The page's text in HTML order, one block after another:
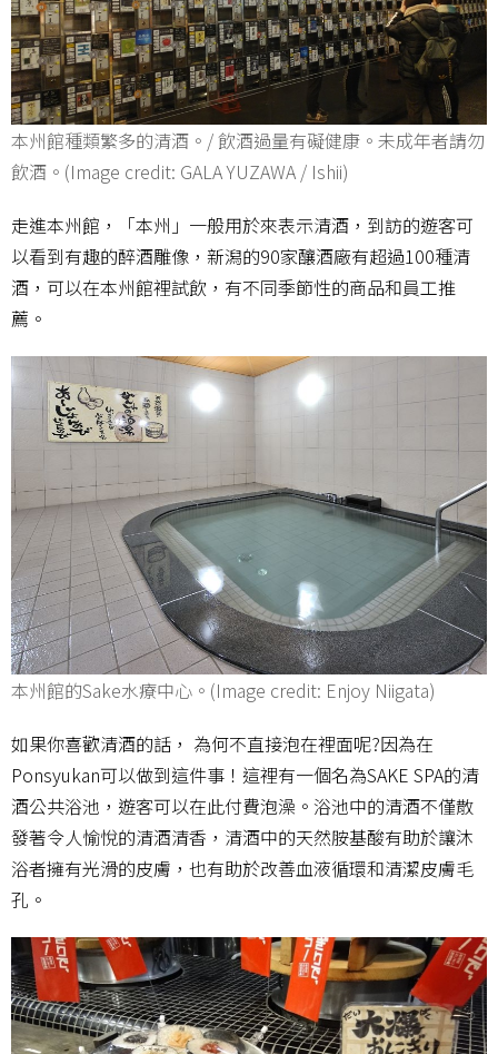
本州館種類繁多的清酒。/ 飲酒過量有礙健康。未成年者請勿
飲酒。(Image credit: GALA YUZAWA / Ishii)
走進本州館，「本州」一般用於來表示清酒，到訪的遊客可
以看到有趣的醉酒雕像，新潟的90家釀酒廠有超過100種清
酒，可以在本州館裡試飲，有不同季節性的商品和員工推
薦。
本州館的Sake水療中心。(Image credit: Enjoy Niigata)
如果你喜歡清酒的話， 為何不直接泡在裡面呢?因為在
Ponsyukan可以做到這件事！這裡有一個名為SAKE SPA的清
酒公共浴池，遊客可以在此付費泡澡。浴池中的清酒不僅散
發著令人愉悅的清酒清香，清酒中的天然胺基酸有助於讓沐
浴者擁有光滑的皮膚，也有助於改善血液循環和清潔皮膚毛
孔。